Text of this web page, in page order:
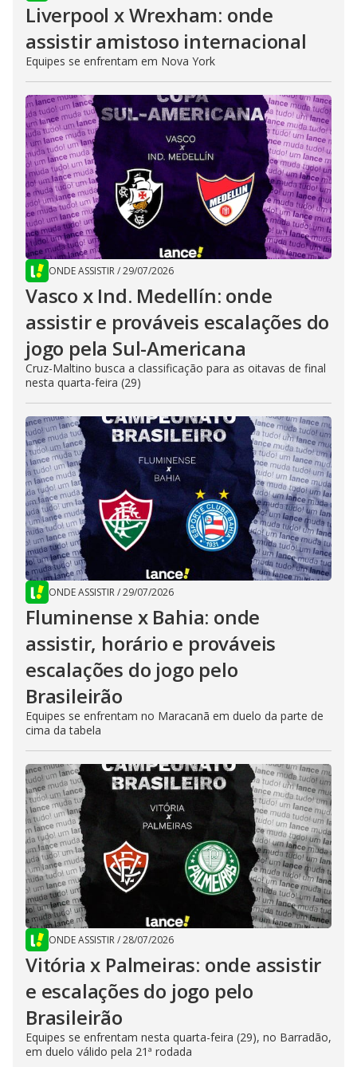
Liverpool x Wrexham: onde
assistir amistoso internacional
Equipes se enfrentam em Nova York
ONDE ASSISTIR/29/07/2026
Vasco x Ind. Medellín: onde
assistir e prováveis escalações do
jogo pela Sul-Americana
Cruz-Maltino busca a classificação para as oitavas de final
nesta quarta-feira (29)
ONDE ASSISTIR/29/07/2026
Fluminense x Bahia: onde
assistir, horário e prováveis
escalações do jogo pelo
Brasileirão
Equipes se enfrentam no Maracanã em duelo da parte de
cima da tabela
ONDE ASSISTIR/28/07/2026
Vitória x Palmeiras: onde assistir
e escalações do jogo pelo
Brasileirão
Equipes se enfrentam nesta quarta-feira (29), no Barradão,
em duelo válido pela 21ª rodada